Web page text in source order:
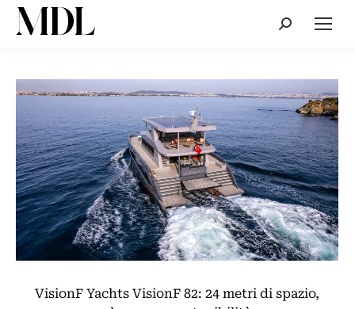
Cerca:
VisionF Yachts VisionF 82: 24 metri di spazio,